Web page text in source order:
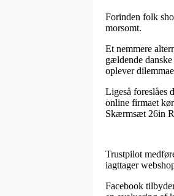
Forinden folk
morsomt.
Et nemmere
gældende
oplever
Ligeså foreslåes
online firmaet
Skærmsæt 26in
Trustpilot
iagttager
Facebook